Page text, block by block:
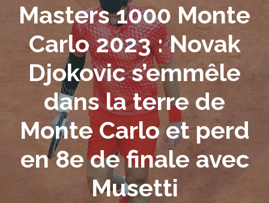
Masters 1000 Monte
Carlo 2023 : Novak
Djokovic s’emmêle
dans la terre de
Monte Carlo et perd
en 8e de finale avec
Musetti